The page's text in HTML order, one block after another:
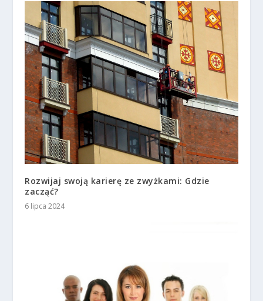
Rozwijaj swoją karierę ze zwyżkami: Gdzie
zacząć?
6 lipca 2024